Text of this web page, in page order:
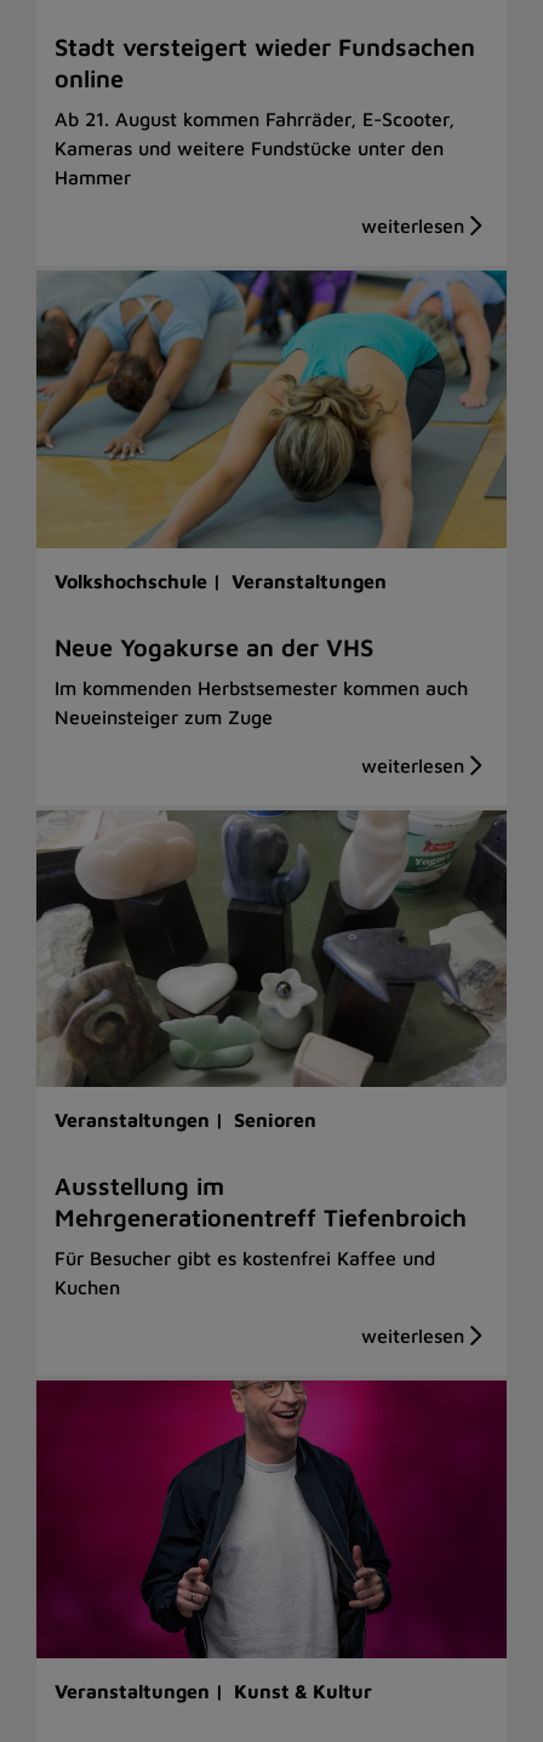
Stadt versteigert wieder Fundsachen
online
Ab 21. August kommen Fahrräder, E-Scooter,
Kameras und weitere Fundstücke unter den
Hammer
Volkshochschule | Veranstaltungen
Neue Yogakurse an der VHS
Im kommenden Herbstsemester kommen auch
Neueinsteiger zum Zuge
Veranstaltungen | Senioren
Ausstellung im
Mehrgenerationentreff Tiefenbroich
Für Besucher gibt es kostenfrei Kaffee und
Kuchen
Veranstaltungen | Kunst & Kultur